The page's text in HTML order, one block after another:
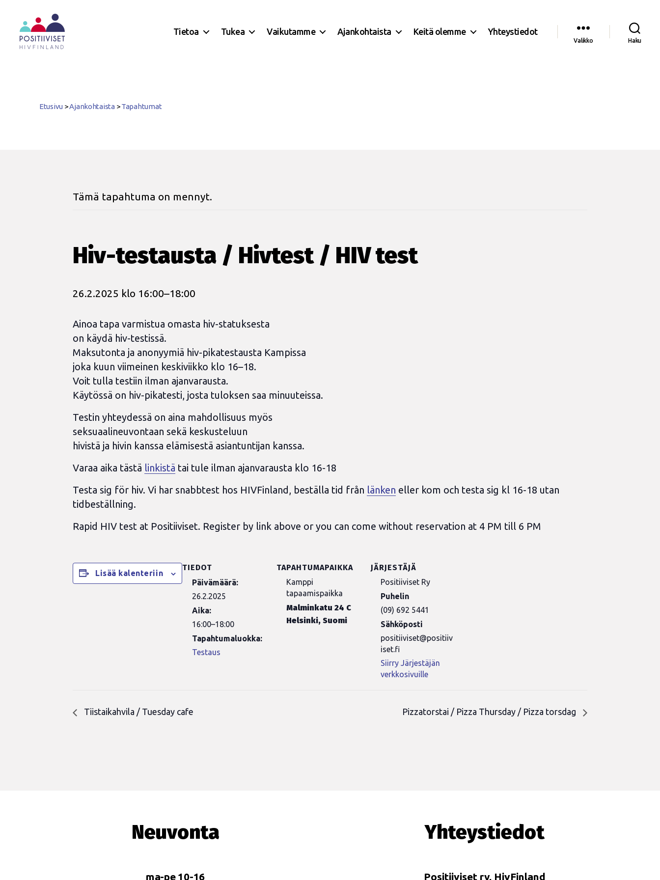
Tietoa Tukea Vaikutamme Ajankohtaista Keitä olemme Yhteystiedot
Valikko Haku
Etusivu >Ajankohtaista >Tapahtumat
Tämä tapahtuma on mennyt.
Hiv-testausta / Hivtest / HIV test
26.2.2025 klo 16:00–18:00
Ainoa tapa varmistua omasta hiv-statuksesta
on käydä hiv-testissä.
Maksutonta ja anonyymiä hiv-pikatestausta Kampissa
joka kuun viimeinen keskiviikko klo 16–18.
Voit tulla testiin ilman ajanvarausta.
Käytössä on hiv-pikatesti, josta tuloksen saa minuuteissa.
Testin yhteydessä on aina mahdollisuus myös
seksuaalineuvontaan sekä keskusteluun
hivistä ja hivin kanssa elämisestä asiantuntijan kanssa.
Varaa aika tästä linkistä tai tule ilman ajanvarausta klo 16-18
Testa sig för hiv. Vi har snabbtest hos HIVFinland, beställa tid från länken eller kom och testa sig kl 16-18 utan
tidbeställning.
Rapid HIV test at Positiiviset. Register by link above or you can come without reservation at 4 PM till 6 PM
Lisää kalenteriin
TIEDOT
Päivämäärä:
26.2.2025
Aika:
16:00–18:00
Tapahtumaluokka:
Testaus
TAPAHTUMAPAIKKA
Kamppi
tapaamispaikka
Malminkatu 24 C
Helsinki, Suomi
JÄRJESTÄJÄ
Positiiviset Ry
Puhelin
(09) 692 5441
Sähköposti
positiiviset@positiiv
iset.fi
Siirry Järjestäjän
verkkosivuille
Tiistaikahvila / Tuesday cafe Pizzatorstai / Pizza Thursday / Pizza torsdag
Neuvonta
ma-pe 10-16
Yhteystiedot
Positiiviset ry, HivFinland